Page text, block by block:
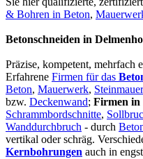
& Bohren in Beton,
Betonschneiden in
Präzise, kompetent, mehrfach
Erfahrene Firmen für das
Beton, Mauerwerk, Steinmauer
bzw. Deckenwand; Firmen in
Schrammbordschnitte,
Wanddurchbruch - durch
vertikal oder schräg.
Kernbohrungen auch in